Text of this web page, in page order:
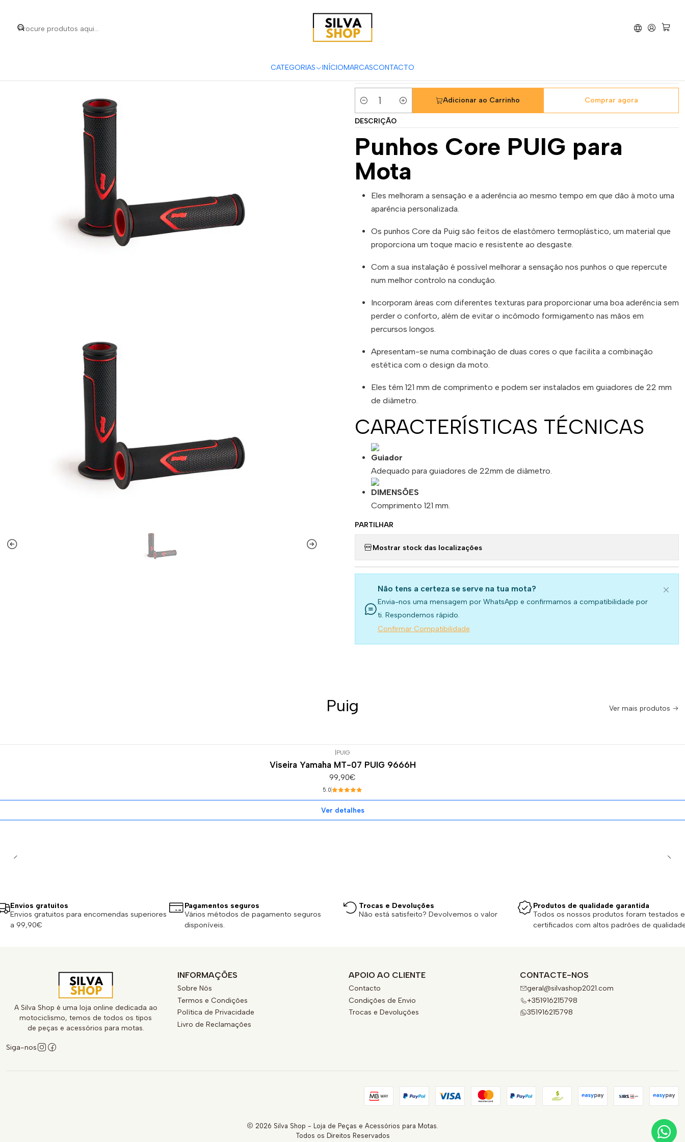
CATEGORIAS INÍCIOMARCASCONTACTO
|
Quantidade
Adicionar ao Carrinho Comprar agora
DESCRIÇÃO
Punhos Core PUIG para
Mota
Eles melhoram a sensação e a aderência ao mesmo tempo em que dão à moto uma
aparência personalizada.
Os punhos Core da Puig são feitos de elastômero termoplástico, um material que
proporciona um toque macio e resistente ao desgaste.
Com a sua instalação é possível melhorar a sensação nos punhos o que repercute
num melhor controlo na condução.
Incorporam áreas com diferentes texturas para proporcionar uma boa aderência sem
perder o conforto, além de evitar o incômodo formigamento nas mãos em
percursos longos.
Apresentam-se numa combinação de duas cores o que facilita a combinação
estética com o design da moto.
Eles têm 121 mm de comprimento e podem ser instalados em guiadores de 22 mm
de diâmetro.
CARACTERÍSTICAS TÉCNICAS
Guiador
Adequado para guiadores de 22mm de diâmetro.
DIMENSÕES
Comprimento 121 mm.
PARTILHAR
Mostrar stock das localizações
Não tens a certeza se serve na tua mota?
Envia-nos uma mensagem por WhatsApp e confirmamos a compatibilidade por
ti. Respondemos rápido.
Confirmar Compatibilidade
Puig Ver mais produtos
PUIG
Viseira Yamaha MT-07 PUIG 9666H
99,90€
5.0
Ver detalhes
Envios gratuitos
Envios gratuitos para encomendas superiores
a 99,90€
Pagamentos seguros
Vários métodos de pagamento seguros
disponíveis.
Trocas e Devoluções
Não está satisfeito? Devolvemos o valor
Produtos de qualidade garantida
Todos os nossos produtos foram testados e
certificados com altos padrões de
A Silva Shop é uma loja online dedicada ao
motociclismo, temos de todos os tipos
de peças e acessórios para motas.
Siga-nos
INFORMAÇÕES
Sobre Nós
Termos e Condições
Política de Privacidade
Livro de Reclamações
APOIO AO CLIENTE
Contacto
Condições de Envio
Trocas e Devoluções
CONTACTE-NOS
geral@silvashop2021.com
+351916215798
351916215798
2026 Silva Shop - Loja de Peças e Acessórios para Motas.
Todos os Direitos Reservados